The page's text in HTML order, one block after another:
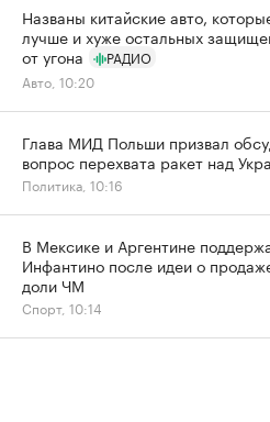
Названы китайские авто,
лучше и хуже остальных
от угона
РАДИО
Авто, 10:20
Глава МИД Польши призвал
вопрос перехвата ракет над
Политика, 10:16
В Мексике и Аргентине
Инфантино после идеи о
доли ЧМ
Спорт, 10:14